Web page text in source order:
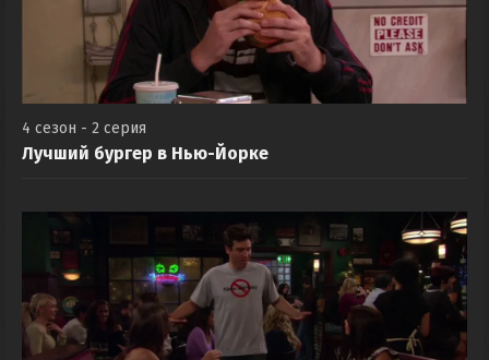
4 сезон - 2 серия
Лучший бургер в Нью-Йорке